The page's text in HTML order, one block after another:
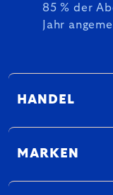
85 % der
Jahr
HANDEL
MARKEN